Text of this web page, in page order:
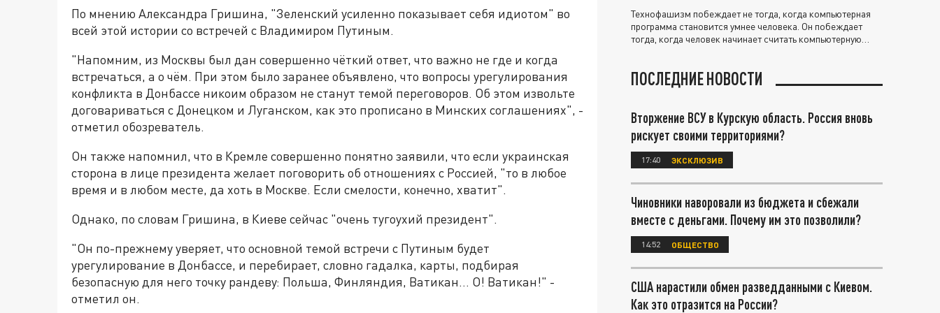
По мнению Александра Гришина, "Зеленский усиленно показывает себя идиотом" во
всей этой истории со встречей с Владимиром Путиным.
"Напомним, из Москвы был дан совершенно чёткий ответ, что важно не где и когда
встречаться, а о чём. При этом было заранее объявлено, что вопросы урегулирования
конфликта в Донбассе никоим образом не станут темой переговоров. Об этом извольте
договариваться с Донецком и Луганском, как это прописано в Минских соглашениях", -
отметил обозреватель.
Он также напомнил, что в Кремле совершенно понятно заявили, что если украинская
сторона в лице президента желает поговорить об отношениях с Россией, "то в любое
время и в любом месте, да хоть в Москве. Если смелости, конечно, хватит".
Однако, по словам Гришина, в Киеве сейчас "очень тугоухий президент".
"Он по-прежнему уверяет, что основной темой встречи с Путиным будет
урегулирование в Донбассе, и перебирает, словно гадалка, карты, подбирая
безопасную для него точку рандеву: Польша, Финляндия, Ватикан… О! Ватикан!" -
отметил он.
Технофашизм побеждает не тогда, когда компьютерная
программа становится умнее человека. Он побеждает
тогда, когда человек начинает считать компьютерную
ПОСЛЕДНИЕ НОВОСТИ
Вторжение ВСУ в Курскую область. Россия вновь
рискует своими территориями?
17:40 ЭКСКЛЮЗИВ
Чиновники наворовали из бюджета и сбежали
вместе с деньгами. Почему им это позволили?
14:52 ОБЩЕСТВО
США нарастили обмен разведданными с Киевом.
Как это отразится на России?